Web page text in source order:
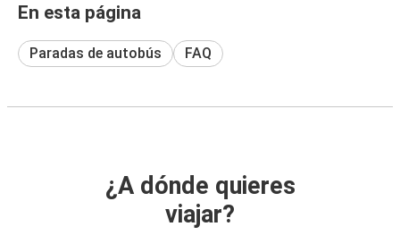
En esta página
Paradas de autobús FAQ
¿A dónde quieres
viajar?